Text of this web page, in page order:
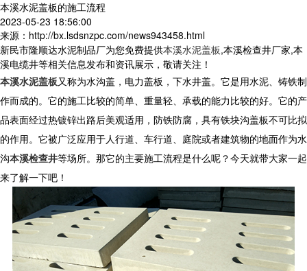
本溪水泥盖板的施工流程
2023-05-23 18:56:00
来源：http://bx.lsdsnzpc.com/news943458.html
新民市隆顺达水泥制品厂为您免费提供本溪水泥盖板,本溪检查井厂家,本
溪电缆井等相关信息发布和资讯展示，敬请关注！
本溪水泥盖板又称为水沟盖，电力盖板，下水井盖。它是用水泥、铸铁制
作而成的。它的施工比较的简单、重量轻、承载的能力比较的好。它的产
品表面经过热镀锌出路后美观适用，防铁防腐，具有铁块沟盖板不可比拟
的作用。它被广泛应用于人行道、车行道、庭院或者建筑物的地面作为水
沟本溪检查井等场所。那它的主要施工流程是什么呢？今天就带大家一起
来了解一下吧！